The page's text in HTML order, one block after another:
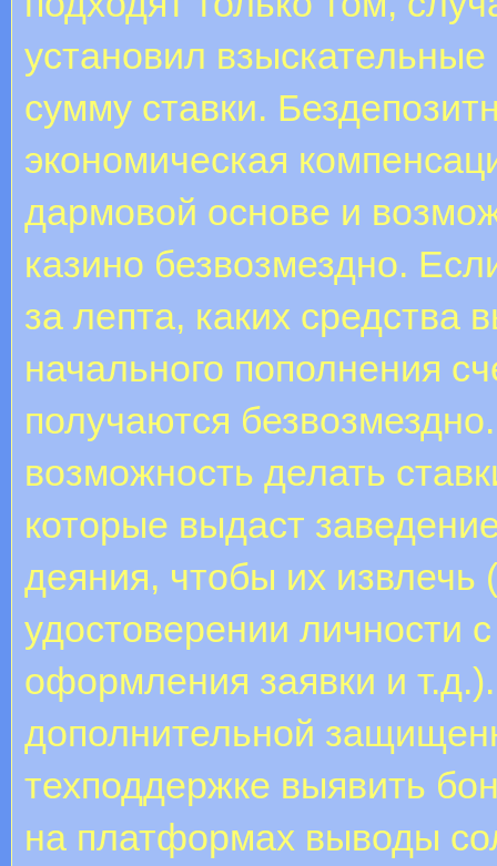
установил
сумму ставки.
экономическая
дармовой основе и
казино безвозмездно.
за лепта, каких средства
начального пополнения
получаются
возможность делать
которые выдаст
деяния, чтобы их извлечь
удостоверении личности
оформления заявки и
дополнительной
техподдержке выявить
на платформах выводы